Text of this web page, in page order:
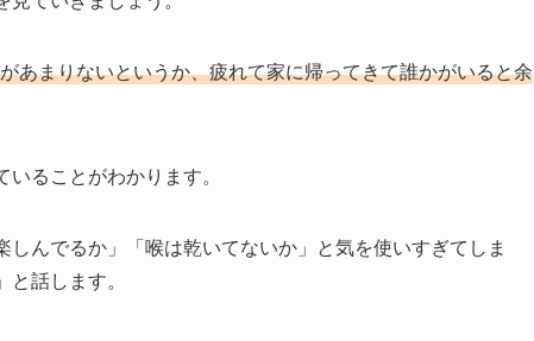
あまりないというか、疲れて家に帰ってきて誰かがいると余
ることがわかります。
んでるか」「喉は乾いてないか」と気を使いすぎてしま
話します。